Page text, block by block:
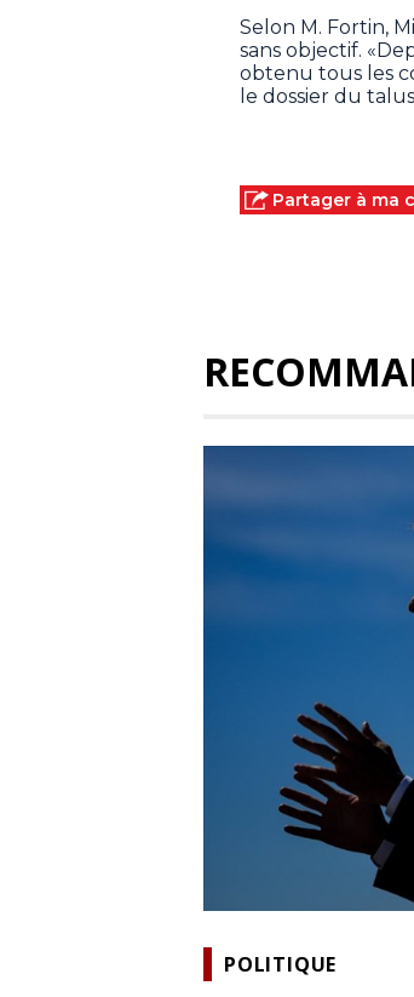
Selon M. Fortin,
sans objectif.
obtenu tous les
le dossier du
Partager à ma
POLITIQUE